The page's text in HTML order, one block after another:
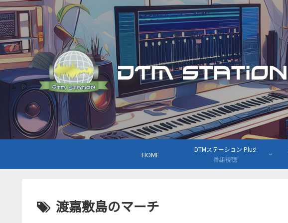
HOME
DTMステーション Plus!
番組視聴
渡嘉敷島のマーチ